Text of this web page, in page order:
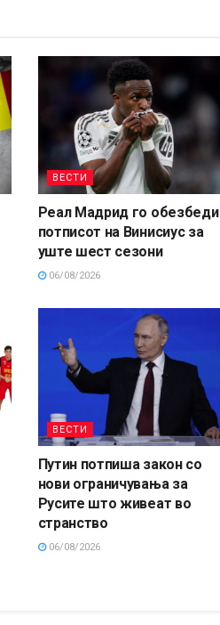
ВЕСТИ
Реал Мадрид го обезбеди
потписот на Винисиус за
уште шест сезони
06/08/2026
ВЕСТИ
Путин потпиша закон со
нови ограничувања за
Русите што живеат во
странство
06/08/2026